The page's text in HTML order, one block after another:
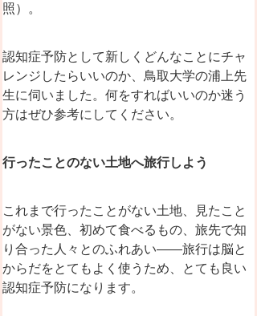
照）。
認知症予防として新しくどんなことにチャ
レンジしたらいいのか、鳥取大学の浦上先
生に伺いました。何をすればいいのか迷う
方はぜひ参考にしてください。
行ったことのない土地へ旅行しよう
これまで行ったことがない土地、見たこと
がない景色、初めて食べるもの、旅先で知
り合った人々とのふれあい――旅行は脳と
からだをとてもよく使うため、とても良い
認知症予防になります。